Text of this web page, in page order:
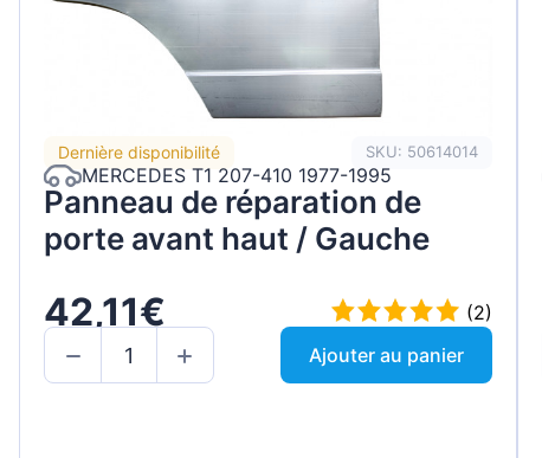
Dernière disponibilité SKU: 50614014
MERCEDES T1 207-410 1977-1995
Panneau de réparation de
porte avant haut / Gauche
42,11€
(2)
Ajouter au panier